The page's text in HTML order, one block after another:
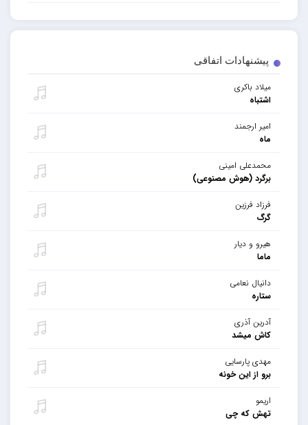
پیشنهادات اتفاقی
میلاد باکری
اشتباه
امیر ارجمند
ماه
محمدعلی امینی
برگرد (هوش مصنوعی)
فرزاد فرزین
گرگ
هیرو و دیار
ماما
دانیال نعامی
ستاره
آدرین آذری
کاش میشد
مهدی پارسایی
برو از این خونه
اریمو
تهش که چی